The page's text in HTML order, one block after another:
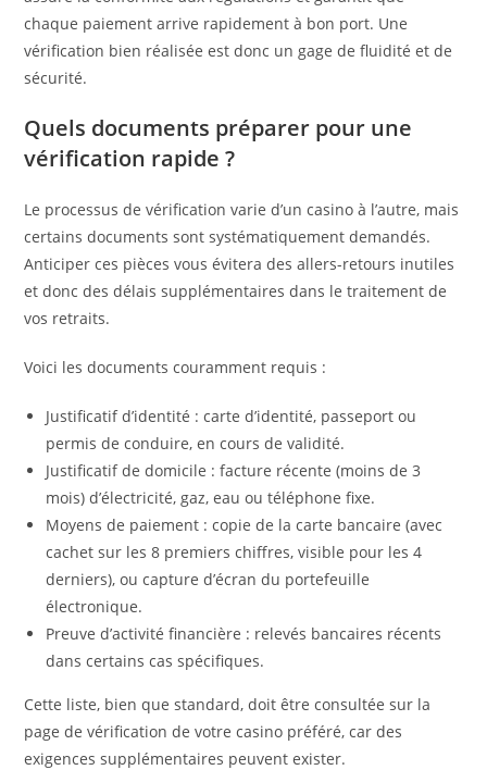
chaque paiement arrive rapidement à bon port. Une
vérification bien réalisée est donc un gage de fluidité et de
sécurité.
Quels documents préparer pour une
vérification rapide ?
Le processus de vérification varie d’un casino à l’autre, mais
certains documents sont systématiquement demandés.
Anticiper ces pièces vous évitera des allers-retours inutiles
et donc des délais supplémentaires dans le traitement de
vos retraits.
Voici les documents couramment requis :
Justificatif d’identité : carte d’identité, passeport ou
permis de conduire, en cours de validité.
Justificatif de domicile : facture récente (moins de 3
mois) d’électricité, gaz, eau ou téléphone fixe.
Moyens de paiement : copie de la carte bancaire (avec
cachet sur les 8 premiers chiffres, visible pour les 4
derniers), ou capture d’écran du portefeuille
électronique.
Preuve d’activité financière : relevés bancaires récents
dans certains cas spécifiques.
Cette liste, bien que standard, doit être consultée sur la
page de vérification de votre casino préféré, car des
exigences supplémentaires peuvent exister.